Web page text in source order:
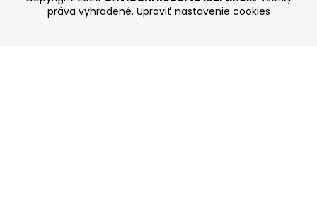
práva vyhradené. Upraviť nastavenie cookies